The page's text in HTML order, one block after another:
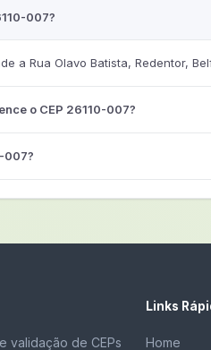
007?
a Rua Olavo Batista, Redentor,
o CEP 26110-007?
007?
validação de CEPs
Links
Home